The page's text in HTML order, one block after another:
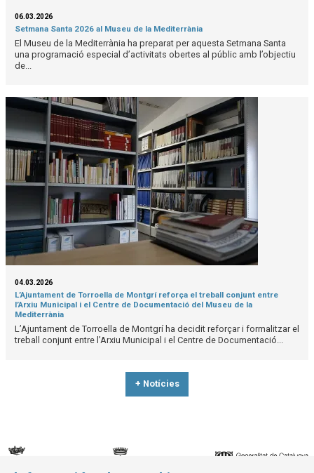
06.03.2026
Setmana Santa 2026 al Museu de la Mediterrània
El Museu de la Mediterrània ha preparat per aquesta Setmana Santa
una programació especial d’activitats obertes al públic amb l’objectiu
de...
04.03.2026
L’Ajuntament de Torroella de Montgrí reforça el treball conjunt entre
l’Arxiu Municipal i el Centre de Documentació del Museu de la
Mediterrània
L’Ajuntament de Torroella de Montgrí ha decidit reforçar i formalitzar el
treball conjunt entre l’Arxiu Municipal i el Centre de Documentació...
+ Notícies